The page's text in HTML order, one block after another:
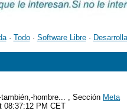
· Todo· Software Libre·
hombre... , Sección Meta
08:37:12 PM CET